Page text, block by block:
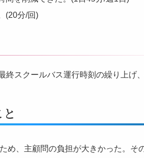
(20分/回)
スクールバス運行時刻の繰り上げ
め、主顧問の負担が大きかった。そ